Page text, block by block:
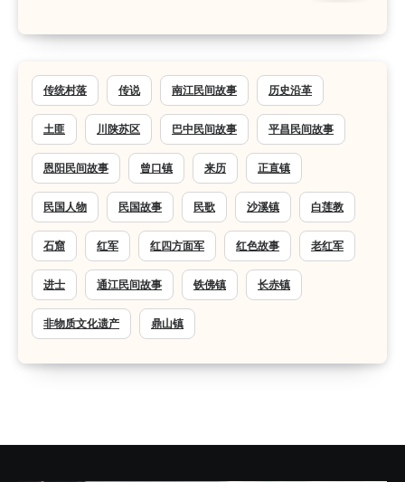
传统村落 传说 南江民间故事 历史沿革
土匪 川陕苏区 巴中民间故事 平昌民间故事
恩阳民间故事 曾口镇 来历 正直镇
民国人物 民国故事 民歌 沙溪镇 白莲教
石窟 红军 红四方面军 红色故事 老红军
进士 通江民间故事 铁佛镇 长赤镇
非物质文化遗产 鼎山镇